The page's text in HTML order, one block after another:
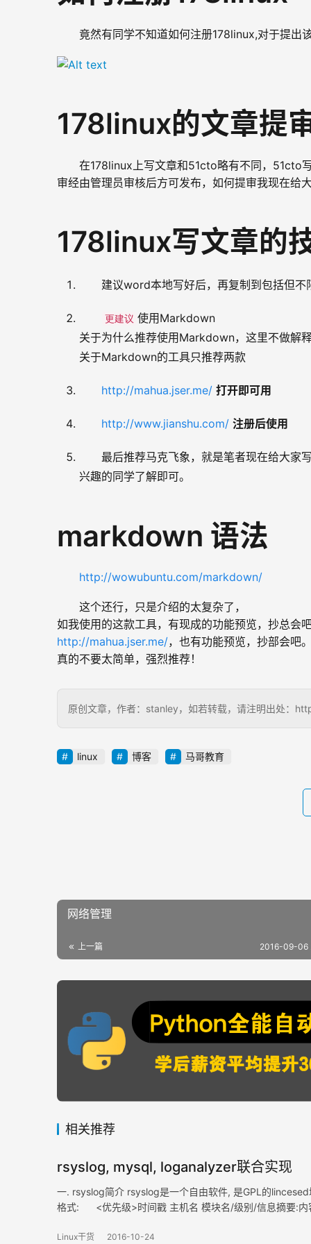
竟然有同学不知道如何注册178linux,对于提出
178linux的文章提
在178linux上写文章和51cto略有不同，51cto
审经由管理员审核后方可发布，如何提审我现在给
178linux写文章的
建议word本地写好后，再复制到包括但不
更建议 使用Markdown
关于为什么推荐使用Markdown，这里不做解
关于Markdown的工具只推荐两款
http://mahua.jser.me/ 打开即可用
http://www.jianshu.com/ 注册后使用
最后推荐马克飞象，就是笔者现在给大家
兴趣的同学了解即可。
markdown 语法
http://wowubuntu.com/markdown/
这个还行，只是介绍的太复杂了，
如我使用的这款工具，有现成的功能预览，抄总会
http://mahua.jser.me/，也有功能预览，抄部会吧
真的不要太简单，强烈推荐！
原创文章，作者：stanley，如若转载，请注明出处：
linux 博客 马哥教育
网络管理
上一篇 2016-09-06
相关推荐
rsyslog, mysql, loganalyzer联合实现
一. rsyslog简介 rsyslog是一个自由软件, 是GPL的
格式: <优先级>时间戳 主机名 模块名/级别/信息摘
Linux干货 2016-10-24